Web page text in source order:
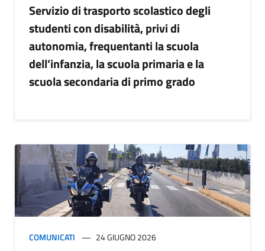
Servizio di trasporto scolastico degli
studenti con disabilità, privi di
autonomia, frequentanti la scuola
dell’infanzia, la scuola primaria e la
scuola secondaria di primo grado
COMUNICATI 24 GIUGNO 2026